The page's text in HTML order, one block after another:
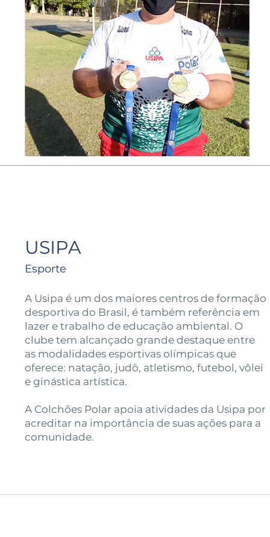
USIPA
Esporte
A Usipa é um dos maiores centros de formação
desportiva do Brasil, é também referência em
lazer e trabalho de educação ambiental. O
clube tem alcançado grande destaque entre
as modalidades esportivas olímpicas que
oferece: natação, judô, atletismo, futebol, vôlei
e ginástica artística.
A Colchões Polar apoia atividades da Usipa por
acreditar na importância de suas ações para a
comunidade.